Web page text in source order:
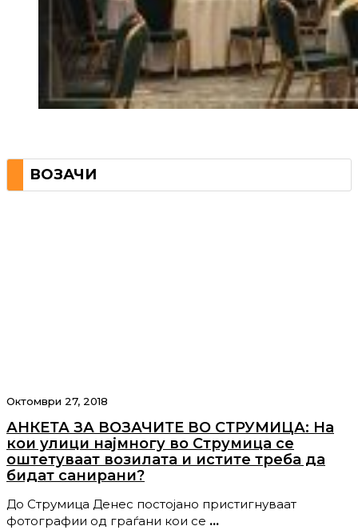
ВОЗАЧИ
Октомври 27, 2018
АНКЕТА ЗА ВОЗАЧИТЕ ВО СТРУМИЦА: На
кои улици најмногу во Струмица се
оштетуваат возилата и истите треба да
бидат санирани?
До Струмица Денес постојано пристигнуваат
фотографии од граѓани кои се …